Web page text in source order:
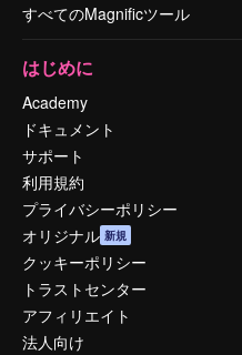
すべてのMagnificツール
はじめに
Academy
ドキュメント
サポート
利用規約
プライバシーポリシー
オリジナル 新規
クッキーポリシー
トラストセンター
アフィリエイト
法人向け